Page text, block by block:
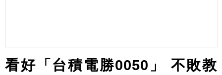
看好「台積電勝0050」 不敗教